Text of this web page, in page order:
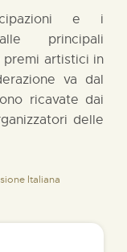
e i
principali
premi artistici in
va dal
ricavate dai
delle
Italiana